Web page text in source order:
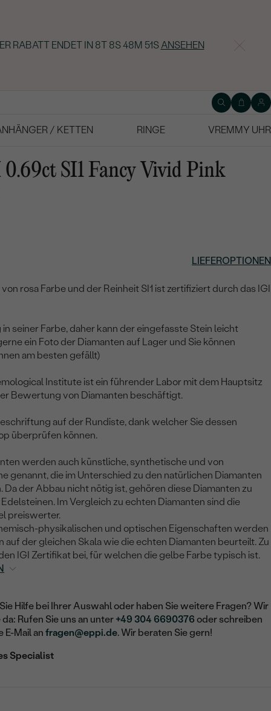
RABATT ENDET IN 8T 8S 48M 50S ANSEHEN
/ KETTEN RINGE
VREMMY UHR
SI1 Fancy Vivid Pink
LIEFEROPTIONEN
rosa Farbe und der Reinheit SI1 ist zertifiziert durch das IGI
seiner Farbe, daher kann der eingefasste Stein leicht
ein Foto der Diamanten auf Lager und Sie können
am besten gefällt)
Institute ist ein führender Labor mit dem Hauptsitz
Bewertung von Diamanten beschäftigt.
auf der Rundiste, dank welcher Sie dessen
überprüfen können.
werden auch künstliche, synthetische und von
genannt, die im Unterschied zu den natürlichen Diamanten
der Abbau nicht nötig ist, gehören diese Diamanten zu
Im Vergleich zu echten Diamanten sind die
preiswerter.
physikalischen und optischen Eigenschaften werden
auf der gleichen Skala wie die echten Diamanten beurteilt. Zu
IGI Zertifikat bei, für welchen die gelbe Farbe typisch ist.
Hilfe bei Ihrer Auswahl oder haben Sie weitere Fragen? Wir
Rufen Sie uns an unter +49 304 6690376 oder schreiben
E-Mail anfragen@eppi.de. Wir beraten Sie gern!
Specialist